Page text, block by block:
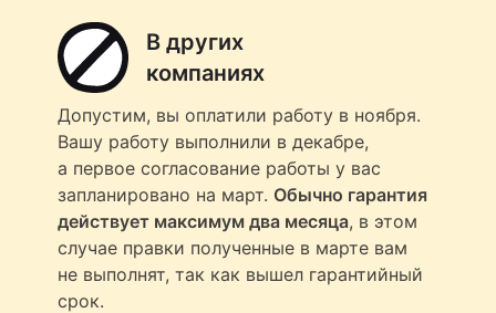
В других
компаниях
Допустим, вы оплатили работу в ноября.
Вашу работу выполнили в декабре,
а первое согласование работы у вас
запланировано на март. Обычно гарантия
действует максимум два месяца, в этом
случае правки полученные в марте вам
не выполнят, так как вышел гарантийный
срок.